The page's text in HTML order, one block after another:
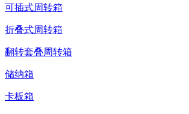
可插式周转箱
折叠式周转箱
翻转套叠周转箱
储纳箱
卡板箱